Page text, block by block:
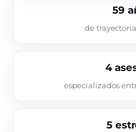
59
de
4
especializados
5